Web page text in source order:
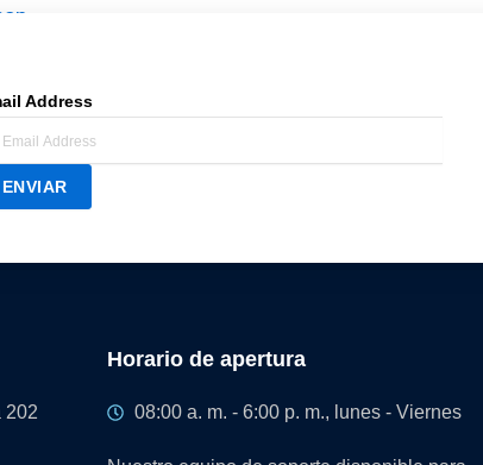
Address
ENVIAR
202
Horario de apertura
08:00 a. m. - 6:00 p. m., lunes - Viernes